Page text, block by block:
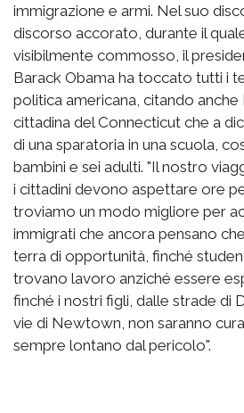
immigrazione e armi. Nel suo
discorso accorato, durante il
visibilmente commosso, il
Barack Obama ha toccato tutti i
politica americana, citando
cittadina del Connecticut che a
di una sparatoria in una scuola,
bambini e sei adulti. "Il nostro
i cittadini devono aspettare ore
troviamo un modo migliore per
immigrati che ancora pensano
terra di opportunità, finché
trovano lavoro anziché essere
finché i nostri figli, dalle strade di
vie di Newtown, non saranno
sempre lontano dal pericolo".